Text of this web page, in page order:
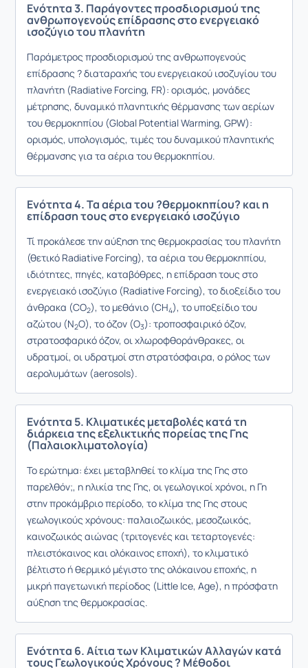
Ενότητα 3. Παράγοντες προσδιορισμού της
ανθρωπογενούς επίδρασης στο ενεργειακό
ισοζύγιο του πλανήτη
Παράμετρος προσδιορισμού της ανθρωπογενούς
επίδρασης ? διαταραχής του ενεργειακού ισοζυγίου του
πλανήτη (Radiative Forcing, FR): ορισμός, μονάδες
μέτρησης, δυναμικό πλανητικής θέρμανσης των αερίων
του θερμοκηπίου (Global Potential Warming, GPW):
ορισμός, υπολογισμός, τιμές του δυναμικού πλανητικής
θέρμανσης για τα αέρια του θερμοκηπίου.
Ενότητα 4. Τα αέρια του ?θερμοκηπίου? και η
επίδραση τους στο ενεργειακό ισοζύγιο
Τί προκάλεσε την αύξηση της θερμοκρασίας του πλανήτη
(θετικό Radiative Forcing), τα αέρια του θερμοκηπίου,
ιδιότητες, πηγές, καταβόθρες, η επίδραση τους στο
ενεργειακό ισοζύγιο (Radiative Forcing), το διοξείδιο του
άνθρακα (CO2), το μεθάνιο (CH4), το υποξείδιο του
αζώτου (N2O), το όζον (O3): τροποσφαιρικό όζον,
στρατοσφαρικό όζον, οι χλωροφθοράνθρακες, οι
υδρατμοί, οι υδρατμοί στη στρατόσφαιρα, ο ρόλος των
αερολυμάτων (aerosols).
Ενότητα 5. Κλιματικές μεταβολές κατά τη
διάρκεια της εξελικτικής πορείας της Γης
(Παλαιοκλιματολογία)
Το ερώτημα: έχει μεταβληθεί το κλίμα της Γης στο
παρελθόν;, η ηλικία της Γης, οι γεωλογικοί χρόνοι, η Γη
στην προκάμβριο περίοδο, το κλίμα της Γης στους
γεωλογικούς χρόνους: παλαιοζωικός, μεσοζωικός,
καινοζωικός αιώνας (τριτογενές και τεταρτογενές:
πλειστόκαινος και ολόκαινος εποχή), το κλιματικό
βέλτιστο ή θερμικό μέγιστο της ολόκαινου εποχής, η
μικρή παγετωνική περίοδος (Little Ice, Age), η πρόσφατη
αύξηση της θερμοκρασίας.
Ενότητα 6. Αίτια των Κλιματικών Αλλαγών κατά
τους Γεωλογικούς Χρόνους ? Μέθοδοι